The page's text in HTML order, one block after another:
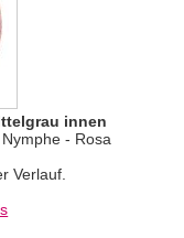
innen
- Rosa
Verlauf.